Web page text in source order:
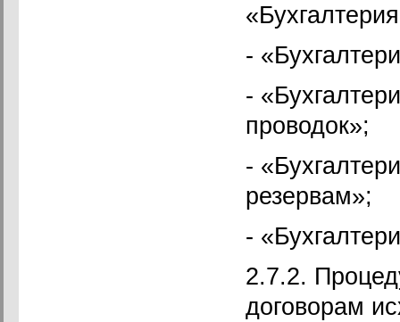
-
-
проводок»;
-
резервам»;
-
2.7.2.
договорам